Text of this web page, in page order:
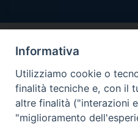
Informativa
Utilizziamo cookie o
finalità tecniche e, con il
altre finalità ("interazioni
"miglioramento